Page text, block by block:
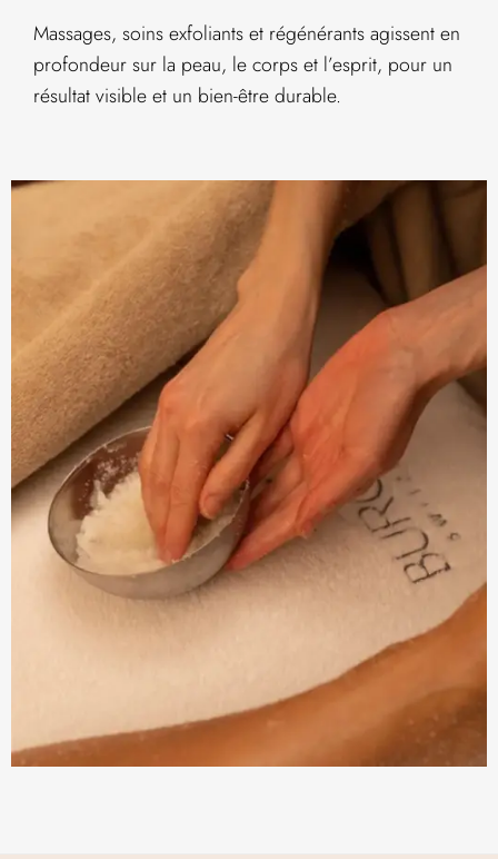
Massages, soins exfoliants et régénérants agissent en
profondeur sur la peau, le corps et l’esprit, pour un
résultat visible et un bien-être durable.